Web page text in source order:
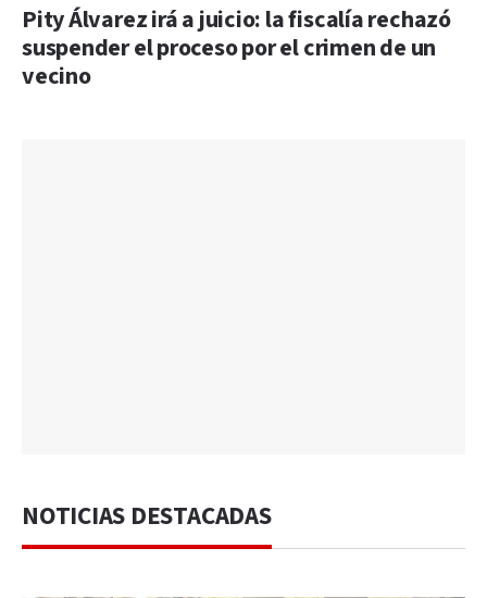
Pity Álvarez irá a juicio: la fiscalía rechazó
suspender el proceso por el crimen de un
vecino
NOTICIAS DESTACADAS